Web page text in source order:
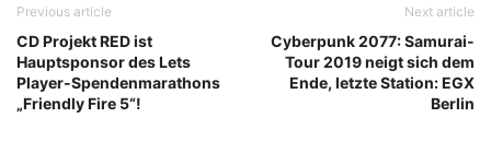
Previous article
CD Projekt RED ist
Hauptsponsor des Lets
Player-Spendenmarathons
„Friendly Fire 5“!
Next article
Cyberpunk 2077: Samurai-
Tour 2019 neigt sich dem
Ende, letzte Station: EGX
Berlin